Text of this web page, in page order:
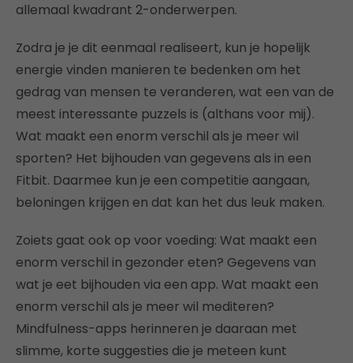
allemaal kwadrant 2-onderwerpen.
Zodra je je dit eenmaal realiseert, kun je hopelijk
energie vinden manieren te bedenken om het
gedrag van mensen te veranderen, wat een van de
meest interessante puzzels is (althans voor mij).
Wat maakt een enorm verschil als je meer wil
sporten? Het bijhouden van gegevens als in een
Fitbit. Daarmee kun je een competitie aangaan,
beloningen krijgen en dat kan het dus leuk maken.
Zoiets gaat ook op voor voeding: Wat maakt een
enorm verschil in gezonder eten? Gegevens van
wat je eet bijhouden via een app. Wat maakt een
enorm verschil als je meer wil mediteren?
Mindfulness-apps herinneren je daaraan met
slimme, korte suggesties die je meteen kunt